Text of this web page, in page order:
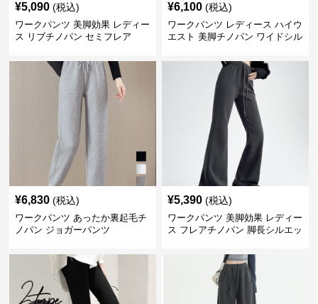
¥5,090 (税込)
ワークパンツ 美脚効果 レディー
ス リブチノパン セミフレア
¥6,100 (税込)
ワークパンツ レディース ハイウ
エスト 美脚チノパン ワイドシル
¥6,830 (税込)
ワークパンツ あったか裏起毛チ
ノパン ジョガーパンツ
¥5,390 (税込)
ワークパンツ 美脚効果 レディー
ス フレアチノパン 脚長シルエッ